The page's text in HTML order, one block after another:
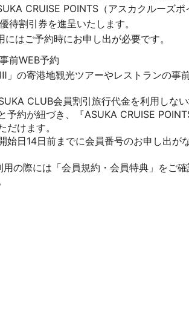
CRUISE POINTS（アスカクルーズ
待割引券を進呈いたします。
にはご予約時にお申し出が必要です。
前WEB予約
Ⅲ」の寄港地観光ツアーやレストランの
CLUB会員割引旅行代金を利用しな
予約が紐づき、『ASUKA CRUISE
だけます。
始日14日前までに会員番号のお申し出
用の際には「会員規約・会員特典」をご